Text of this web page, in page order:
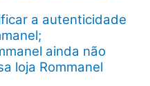
a autenticidade
ainda não
loja Rommanel